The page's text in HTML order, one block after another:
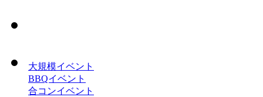
大規模イベント
BBQイベント
合コンイベント